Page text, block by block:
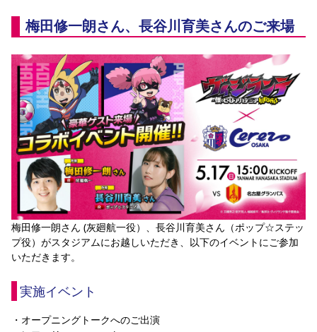
梅田修一朗さん、長谷川育美さんのご来場
梅田修一朗さん (灰廻航一役）、長谷川育美さん（ポップ☆ステッ
プ役）がスタジアムにお越しいただき、以下のイベントにご参加
いただきます。
実施イベント
・オープニングトークへのご出演